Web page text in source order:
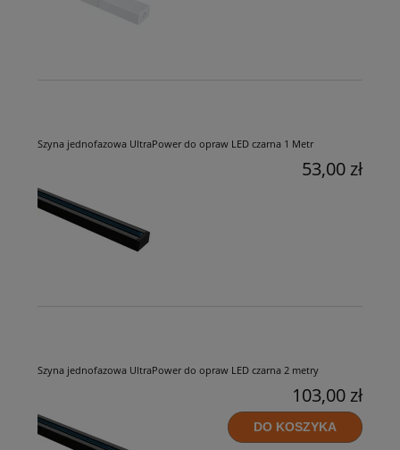
Szyna jednofazowa UltraPower do opraw LED czarna 1 Metr
53,00 zł
Szyna jednofazowa UltraPower do opraw LED czarna 2 metry
103,00 zł
DO KOSZYKA